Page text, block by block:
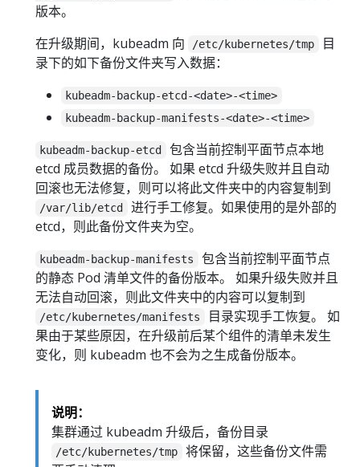
版本。
在升级期间，kubeadm 向
/etc/kubernetes/tmp
目
录下的如下备份文件夹写入数据：
kubeadm-backup-etcd-<date>-<time>
kubeadm-backup-manifests-<date>-<time>
kubeadm-backup-etcd
包含当前控制平面节点本地
etcd 成员数据的备份。 如果 etcd 升级失败并且自动
回滚也无法修复，则可以将此文件夹中的内容复制到
/var/lib/etcd
进行手工修复。如果使用的是外部的
etcd，则此备份文件夹为空。
kubeadm-backup-manifests
包含当前控制平面节点
的静态 Pod 清单文件的备份版本。 如果升级失败并且
无法自动回滚，则此文件夹中的内容可以复制到
/etc/kubernetes/manifests
目录实现手工恢复。 如
果由于某些原因，在升级前后某个组件的清单未发生
变化，则 kubeadm 也不会为之生成备份版本。
说明：
集群通过 kubeadm 升级后，备份目录
/etc/kubernetes/tmp
将保留，这些备份文件需